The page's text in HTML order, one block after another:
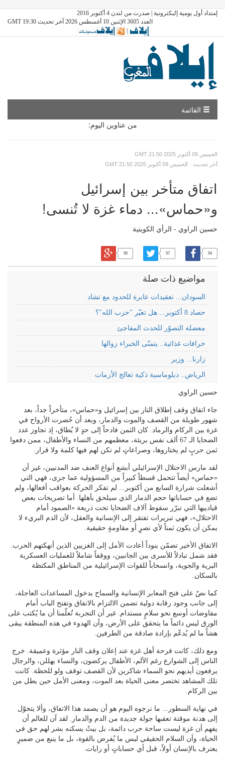
إمتداد أول يومية إليكترونية | صدرت من لندن 4 أكتوبر 2016
العدد 3605 الإثنين 10 أغسطس 2026 آخر تحديث GMT 19:30
|
القائمة
من عناوين اليوم:
GMT الخميس 09 أكتوبر 2025 21:50
GMT الخميس 09 أكتوبر 2025 21:50
: آخر تحديث
اتفاق متأخر بين إسرائيل
و«حماس»... دماء غزة لا تُنسى!
حسين الراوي - الرأي الكويتية
54
57
50
مواضيع ذات صلة
السودان... تعقيدات عابرة للحدود مع تشاد
حصاد 8 أكتوبر... هل تغيّر "حزب الله"؟
معضلة التصوّر للحدث المفاجئ
خرافات غذائية.. يتمنّى الخبراء زوالها
زارنا... وزير
الرياض.. دبلوماسية ذكية تعالج الأزمات
حسين الراوي
جاء اتفاق وقف إطلاق النار بين إسرائيل و«حماس»، متأخراً جداً، بعد
شهور طويلة من القصف والموت والدمار، وبعد أن حُصرت الأرواح في
غزة بين الركام والرماد. كان الثمن فادحاً إلى حدٍ لا يُطاق، إذ تجاوز عدد
الضحايا الـ 67 ألف نفس بريئة، معظمهم من النساء والأطفال، ممن دفعوا
ثمن حربٍ لم يختاروها، وصراعاتٍ لم تكن لهم فيها كلمة ولا قرار.
لقد مارس الاحتلال الإسرائيلي أبشع أنواع العنف ضد المدنيين، غير أن
«حماس» أيضاً تتحمل قسطاً كبيراً من المسؤولية عما جرى، فهي التي
أشعلت شرارة السابع من أكتوبر... لم تفكر الحركة بعواقب أفعالها، ولم
تضع في حساباتها حجم الدمار الذي سيلحق بأهلها. أما تصريحات بعض
قيادييها التي تبرّر سقوط آلاف الضحايا تحت ذريعة «الصمود أمام
الاحتلال»، فهي تبريرات تفتقر إلى الإنسانية والعقل، لأن الدم البريء لا
يمكن أن يكون ثمناً لأي نصرٍ أو مقاومةٍ حقيقية.
الاتفاق الأخير تضمّن بنوداً أعادت الأمل إلى الغزيين الذين أنهكتهم الحرب.
فقد شمل تبادلاً للأسرى بين الجانبين، ووقفاً شاملاً للعمليات العسكرية
البرية والجوية، وانسحاباً للقوات الإسرائيلية من المناطق المكتظة
بالسكان.
كما نصّ على فتح المعابر الإنسانية والسماح بدخول المساعدات العاجلة،
إلى جانب وجود رقابة دولية تضمن الالتزام بالاتفاق وتفتح الباب أمام
مفاوضات أوسع نحو سلامٍ مستدام. غير أن التجربة تُعلّمنا أن ما يُكتب على
الورق ليس دائماً ما يتحقق على الأرض، وأن الهدوء في هذه المنطقة يبقى
هشاً ما لم يُدعّم بإرادة صادقة من الطرفين.
ومع ذلك، كانت فرحة أهل غزة عند إعلان وقف النار مؤثرة وعميقة. خرج
الناس إلى الشوارع رغم الألم، الأطفال يركضون، والنساء يهللن، والرجال
يرفعون أيديهم نحو السماء شاكرين لأن القصف توقف ولو للحظة. كانت
تلك المشاهد تختصر معنى الحياة بعد الموت، ومعنى الأمل حين يطل من
بين الركام.
‏في نهاية السطور... ما نرجوه اليوم هو أن يصمد هذا الاتفاق، وألا يتحوّل
إلى هدنة موقتة تعقبها جولة جديدة من الدم والدمار. لقد آن للعالم أن
يفهم أن غزة ليست ساحة حرب دائمة، بل بيتٌ يسكنه بشر لهم حق في
الحياة، وأن السلام الحقيقي ليس ما يُفرض بالقوة، بل ما ينبع من ضميرٍ
يعترف بالإنسان أولاً، قبل أي حساباتٍ أو رايات.